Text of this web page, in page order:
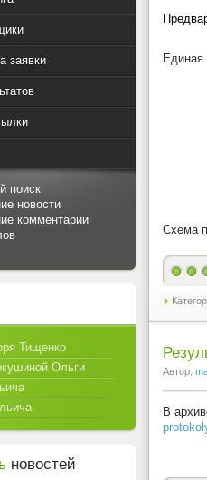
Единая
Схема
Автор:
В
заявки
поиск
новости
комментарии
Тищенко
Ольги
новостей